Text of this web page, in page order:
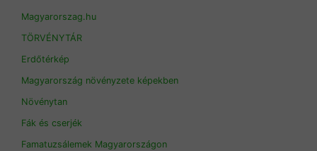
Magyarorszag.hu
TÖRVÉNYTÁR
Erdőtérkép
Magyarország növényzete képekben
Növénytan
Fák és cserjék
Famatuzsálemek Magyarországon